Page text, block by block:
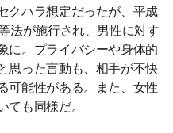
ハラ想定だったが、平成
法が施行され、男性に対す
に。プライバシーや身体的
思った言動も、相手が不快
可能性がある。また、女性
も同様だ。